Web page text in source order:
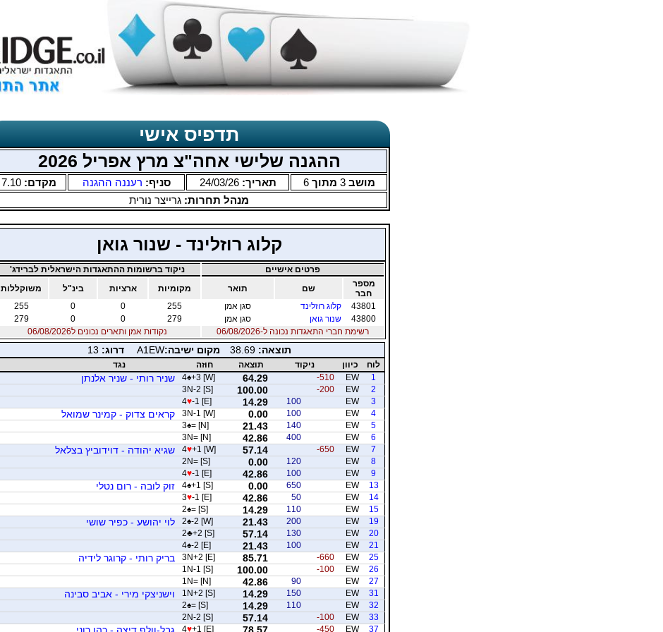
תדפיס אישי
ההגנה שלישי אחה"צ מרץ אפריל 2026
מושב3 מתוך6 תאריך:24/03/26 סניף: רעננה ההגנה מקדם:7.10
מנהל תחרות: גרייצר נורית
קלוג רוזלינד - שנור גואן
פרטים אישיים
ניקוד ברשומות ההתאגדות הישראלית לברידג'
מספר
חבר
שם תואר מקומיות ארציות בינ"ל
משוקללות
43801
קלוג רוזלינד סגן אמן 255
0
0
255
43800
שנור גואן סגן אמן 279
0
0
279
רשימת חברי התאגדות נכונה ל-06/08/2026
נקודות אמן ותארים נכונים ל06/08/2026
תוצאה:38.69 מקום ישיבה:A1EW דרוג: 13
לוח כיוון ניקוד תוצאה חוזה
נגד
1
EW
-510
64.29
4♠+3 [W] שניר רותי - שניר אלנתן
2
EW
-200
100.00
3N-2 [S]
3
EW
100
14.29
4♥-1 [E]
4
EW
100
0.00
3N-1 [W] קראים צדוק - קמינר שמואל
5
EW
140
21.43
3♠= [N]
6
EW
400
42.86
3N= [N]
7
EW
-650
57.14
4♥+1 [W] שגיא יהודה - דוידוביץ בצלאל
8
EW
120
0.00
2N= [S]
9
EW
100
42.86
4♥-1 [E]
13
EW
650
0.00
4♠+1 [S] זוק לובה - רום נטלי
14
EW
50
42.86
3♥-1 [E]
15
EW
110
14.29
2♠= [S]
19
EW
200
21.43
2♠-2 [W] לוי יהושע - כפיר שושי
20
EW
130
57.14
2♣+2 [S]
21
EW
100
21.43
4♠-2 [E]
25
EW
-660
85.71
3N+2 [E] בריק רותי - קרוגר לידיה
26
EW
-100
100.00
1N-1 [S]
27
EW
90
42.86
1N= [N]
31
EW
150
14.29
1N+2 [S] וישניצקי מירי - אביב סבינה
32
EW
110
14.29
2♠= [S]
33
EW
-100
57.14
2N-2 [S]
37
EW
-450
78.57
4♥+1 [E] גבל-וולף דיצה - כהן רוני